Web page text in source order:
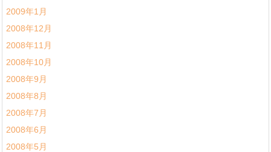
2009年1月
2008年12月
2008年11月
2008年10月
2008年9月
2008年8月
2008年7月
2008年6月
2008年5月